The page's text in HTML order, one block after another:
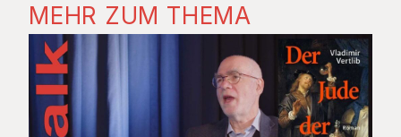
MEHR ZUM THEMA